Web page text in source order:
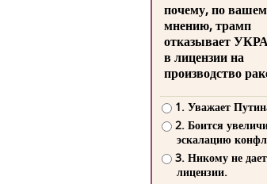
почему, по
мнению, трамп
отказывает
в лицензии на
производство
1. Уважает
2. Боится
эскалацию
3. Никому не
лицензии.